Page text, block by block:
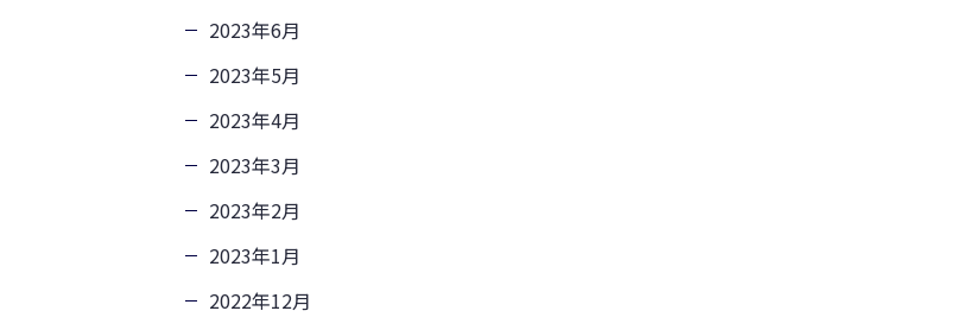
2023年6月
2023年5月
2023年4月
2023年3月
2023年2月
2023年1月
2022年12月